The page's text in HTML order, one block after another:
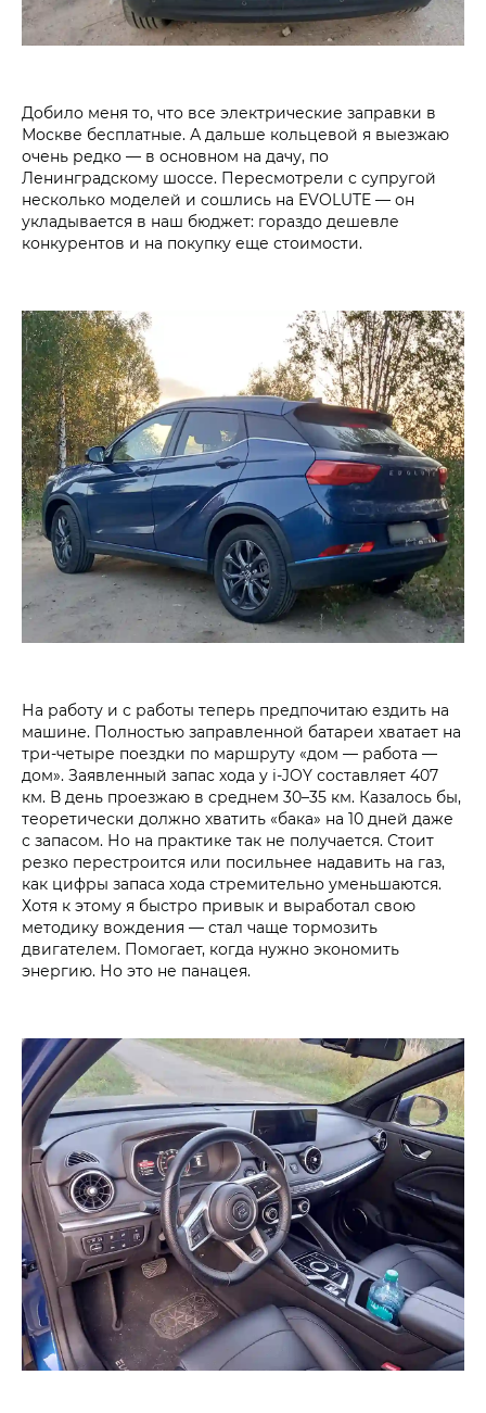
Добило меня то, что все электрические заправки в
Москве бесплатные. А дальше кольцевой я выезжаю
очень редко — в основном на дачу, по
Ленинградскому шоссе. Пересмотрели с супругой
несколько моделей и сошлись на EVOLUTE — он
укладывается в наш бюджет: гораздо дешевле
конкурентов и на покупку еще стоимости.
На работу и с работы теперь предпочитаю ездить на
машине. Полностью заправленной батареи хватает на
три-четыре поездки по маршруту «дом — работа —
дом». Заявленный запас хода у i‑JOY составляет 407
км. В день проезжаю в среднем 30–35 км. Казалось бы,
теоретически должно хватить «бака» на 10 дней даже
с запасом. Но на практике так не получается. Стоит
резко перестроится или посильнее надавить на газ,
как цифры запаса хода стремительно уменьшаются.
Хотя к этому я быстро привык и выработал свою
методику вождения — стал чаще тормозить
двигателем. Помогает, когда нужно экономить
энергию. Но это не панацея.